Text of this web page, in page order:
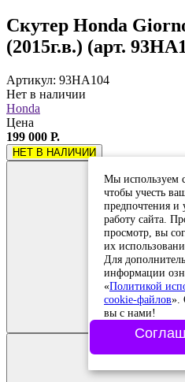
Скутер Honda
(2015г.в.) (арт.
Артикул: 93HA104
Нет в наличии
Honda
Цена
199 000 Р.
НЕТ В НАЛИЧИИ
Добавить в
сравнение
Добавлено в
Мы используем
чтобы учесть
предпочтения и
работу сайта.
просмотр, вы
их
Для
информации
«Политикой
cookie-файлов».
вы с нами!